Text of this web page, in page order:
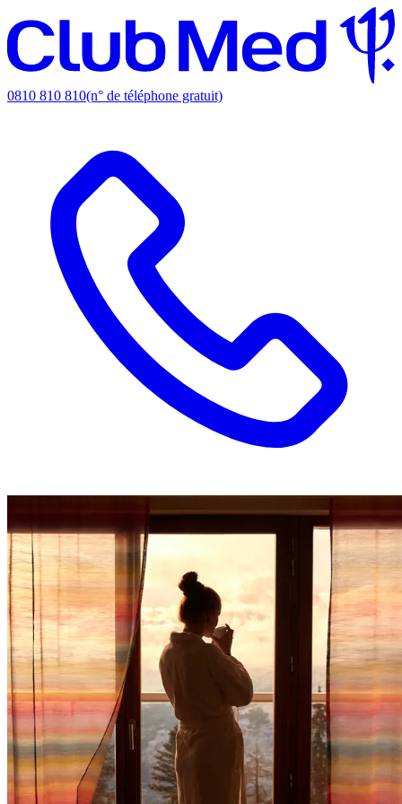
0810 810 810(n° de téléphone gratuit)